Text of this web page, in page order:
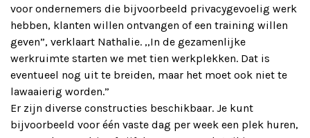
voor ondernemers die bijvoorbeeld privacygevoelig werk
hebben, klanten willen ontvangen of een training willen
geven”, verklaart Nathalie. ,,In de gezamenlijke
werkruimte starten we met tien werkplekken. Dat is
eventueel nog uit te breiden, maar het moet ook niet te
lawaaierig worden.”
Er zijn diverse constructies beschikbaar. Je kunt
bijvoorbeeld voor één vaste dag per week een plek huren,